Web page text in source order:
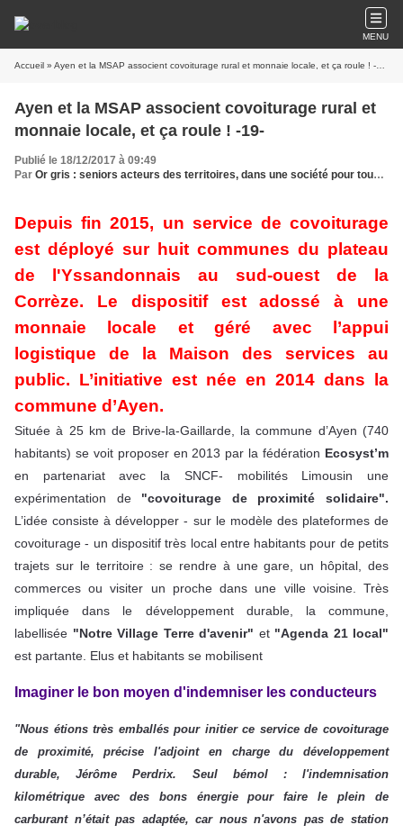
MENU
Accueil » Ayen et la MSAP associent covoiturage rural et monnaie locale, et ça roule ! -19-
Ayen et la MSAP associent covoiturage rural et
monnaie locale, et ça roule ! -19-
Publié le 18/12/2017 à 09:49
Par Or gris : seniors acteurs des territoires, dans une société pour tous les âges
Depuis fin 2015, un service de covoiturage
est déployé sur huit communes du plateau
de l'Yssandonnais au sud-ouest de la
Corrèze. Le dispositif est adossé à une
monnaie locale et géré avec l’appui
logistique de la Maison des services au
public. L’initiative est née en 2014 dans la
commune d’Ayen.
Située à 25 km de Brive-la-Gaillarde, la commune d’Ayen (740
habitants) se voit proposer en 2013 par la fédération Ecosyst’m
en partenariat avec la SNCF- mobilités Limousin une
expérimentation de "covoiturage de proximité solidaire".
L’idée consiste à développer - sur le modèle des plateformes de
covoiturage - un dispositif très local entre habitants pour de petits
trajets sur le territoire : se rendre à une gare, un hôpital, des
commerces ou visiter un proche dans une ville voisine. Très
impliquée dans le développement durable, la commune,
labellisée "Notre Village Terre d'avenir" et "Agenda 21 local"
est partante. Elus et habitants se mobilisent
Imaginer le bon moyen d'indemniser les conducteurs
"Nous étions très emballés pour initier ce service de covoiturage
de proximité, précise l'adjoint en charge du développement
durable, Jérôme Perdrix. Seul bémol : l'indemnisation
kilométrique avec des bons énergie pour faire le plein de
carburant n’était pas adaptée, car nous n'avons pas de station